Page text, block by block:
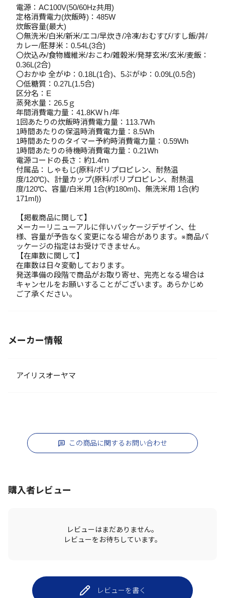
電源：AC100V(50/60Hz共用)
定格消費電力(炊飯時)：485W
炊飯容量(最大)
〇無洗米/白米/新米/エコ/早炊き/冷凍/おむすび/すし飯/丼/
カレー/胚芽米：0.54L(3合)
〇炊込み/食物繊維米/おこわ/雑穀米/発芽玄米/玄米/麦飯：
0.36L(2合)
〇おかゆ 全がゆ：0.18L(1合)、5ぶがゆ：0.09L(0.5合)
〇低糖質：0.27L(1.5合)
区分名：E
蒸発水量：26.5ｇ
年間消費電力量：41.8KWｈ/年
1回あたりの炊飯時消費電力量：113.7Wh
1時間あたりの保温時消費電力量：8.5Wh
1時間あたりのタイマー予約時消費電力量：0.59Wh
1時間あたりの待機時消費電力量：0.21Wh
電源コードの長さ：約1.4ｍ
付属品：しゃもじ(原料/ポリプロピレン、耐熱温
度/120℃)、計量カップ(原料/ポリプロピレン、耐熱温
度/120℃、容量/白米用 1合(約180ml)、無洗米用 1合(約
171ml))
【掲載商品に関して】
メーカーリニューアルに伴いパッケージデザイン、仕
様、容量が予告なく変更になる場合があります。※商品パ
ッケージの指定はお受けできません。
【在庫数に関して】
在庫数は日々変動しております。
発送準備の段階で商品がお取り寄せ、完売となる場合は
キャンセルをお願いすることがございます。あらかじめ
ご了承ください。
メーカー情報
アイリスオーヤマ
この商品に関するお問い合わせ
購入者レビュー
レビューはまだありません。
レビューをお待ちしています。
レビューを書く